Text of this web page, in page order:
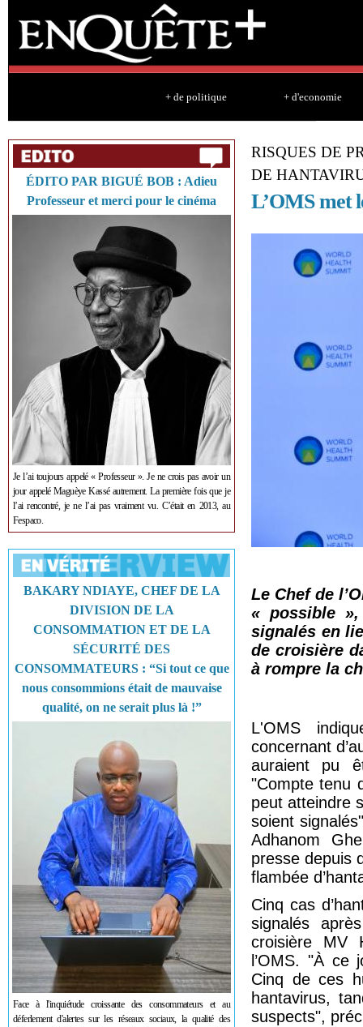
+ de politique + d'economie
ÉDITO PAR BIGUÉ BOB : Adieu
Professeur et merci pour le cinéma
Je l’ai toujours appelé « Professeur ». Je ne crois pas avoir un
jour appelé Maguèye Kassé autrement. La première fois que je
l’ai rencontré, je ne l’ai pas vraiment vu. C’était en 2013, au
Fespaco.
BAKARY NDIAYE, CHEF DE LA
DIVISION DE LA
CONSOMMATION ET DE LA
SÉCURITÉ DES
CONSOMMATEURS : “Si tout ce que
nous consommions était de mauvaise
qualité, on ne serait plus là !”
Face à l'inquiétude croissante des consommateurs et au
déferlement d'alertes sur les réseaux sociaux, la qualité des
RISQUES DE
DE
L’OMS met
Le Chef de
« possible »,
signalés en
de croisière
à rompre la
L'OMS
concernant
auraient pu
"Compte tenu
peut atteindre
soient
Adhanom
presse depuis
flambée
Cinq cas
signalés
croisière MV
l’OMS. "À
Cinq de ces
hantavirus,
suspects",